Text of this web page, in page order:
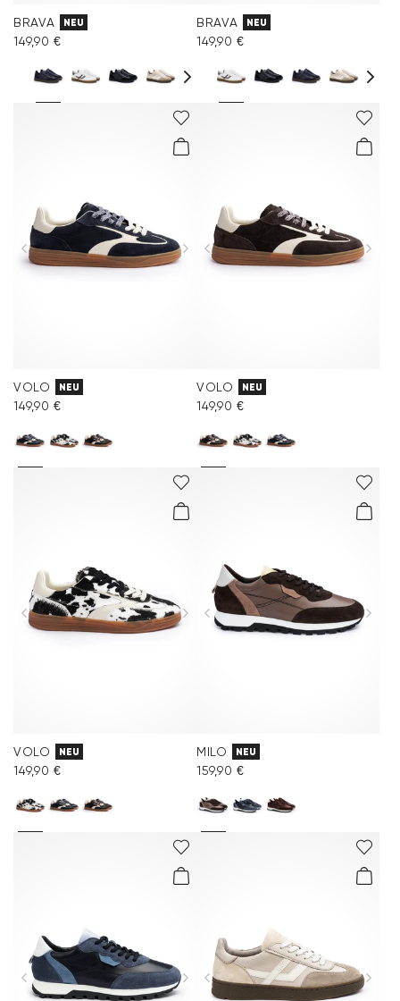
BRAVA NEU
149,90 €
BRAVA NEU
149,90 €
VOLO NEU
149,90 €
VOLO NEU
149,90 €
VOLO NEU
149,90 €
MILO NEU
159,90 €